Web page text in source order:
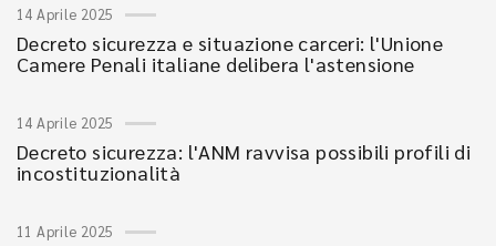
14 Aprile 2025
Decreto sicurezza e situazione carceri: l'Unione
Camere Penali italiane delibera l'astensione
14 Aprile 2025
Decreto sicurezza: l'ANM ravvisa possibili profili di
incostituzionalità
11 Aprile 2025